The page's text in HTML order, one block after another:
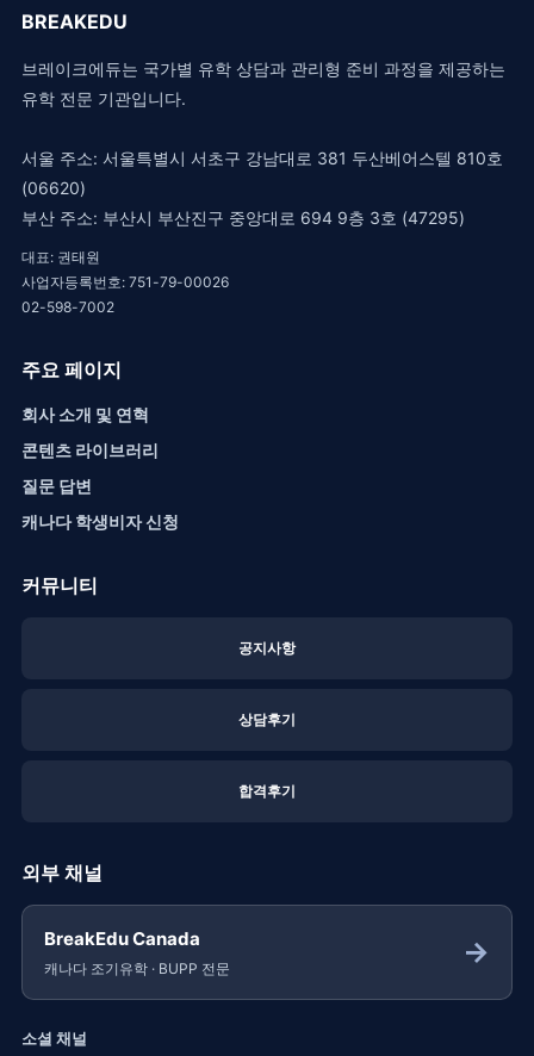
BREAKEDU
브레이크에듀는 국가별 유학 상담과 관리형 준비 과정을 제공하는
유학 전문 기관입니다.
서울 주소: 서울특별시 서초구 강남대로 381 두산베어스텔 810호
(06620)
부산 주소: 부산시 부산진구 중앙대로 694 9층 3호 (47295)
대표: 권태원
사업자등록번호: 751-79-00026
02-598-7002
주요 페이지
회사 소개 및 연혁
콘텐츠 라이브러리
질문 답변
캐나다 학생비자 신청
커뮤니티
공지사항
상담후기
합격후기
외부 채널
BreakEdu Canada
캐나다 조기유학 · BUPP 전문 →
소셜 채널